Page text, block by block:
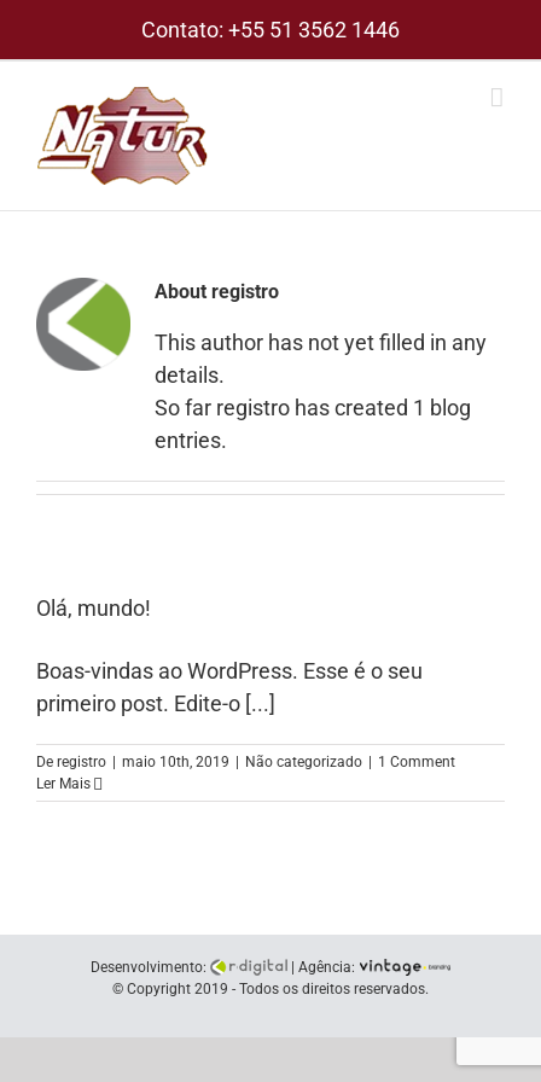
Contato: +55 51 3562 1446
About registro
This author has not yet filled in any
details.
So far registro has created 1 blog
entries.
Olá, mundo!
Boas-vindas ao WordPress. Esse é o seu
primeiro post. Edite-o [...]
De registro | maio 10th, 2019 | Não categorizado | 1 Comment
Ler Mais
Desenvolvimento:
| Agência:
© Copyright 2019 - Todos os direitos reservados.